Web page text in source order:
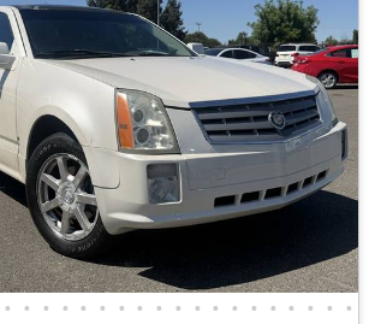
• • • • • • • • • • • • • • • • • • •